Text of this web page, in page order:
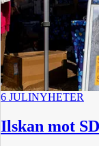
6 JULINYHETER
Ilskan mot